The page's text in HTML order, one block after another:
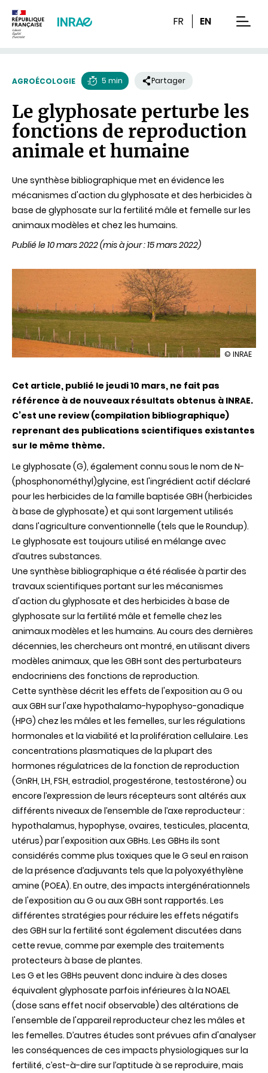
FR EN
AGROÉCOLOGIE
de
lecture
5 min Partager
Le glyphosate perturbe les
fonctions de reproduction
animale et humaine
Une synthèse bibliographique met en évidence les
mécanismes d'action du glyphosate et des herbicides à
base de glyphosate sur la fertilité mâle et femelle sur les
animaux modèles et chez les humains.
Publié le 10 mars 2022(mis à jour : 15 mars 2022)
illustration
fonctions
de
animale
© INRAE
Cet article, publié le jeudi 10 mars, ne fait pas
référence à de nouveaux résultats obtenus à INRAE.
C’est une review (compilation bibliographique)
reprenant des publications scientifiques existantes
sur le même thème.
Le glyphosate (G), également connu sous le nom de N-
(phosphonométhyl)glycine, est l'ingrédient actif déclaré
pour les herbicides de la famille baptisée GBH (herbicides
à base de glyphosate) et qui sont largement utilisés
dans l'agriculture conventionnelle (tels que le Roundup).
Le glyphosate est toujours utilisé en mélange avec
d’autres substances.
Une synthèse bibliographique a été réalisée à partir des
travaux scientifiques portant sur les mécanismes
d'action du glyphosate et des herbicides à base de
glyphosate sur la fertilité mâle et femelle chez les
animaux modèles et les humains. Au cours des dernières
décennies, les chercheurs ont montré, en utilisant divers
modèles animaux, que les GBH sont des perturbateurs
endocriniens des fonctions de reproduction.
Cette synthèse décrit les effets de l'exposition au G ou
aux GBH sur l'axe hypothalamo-hypophyso-gonadique
(HPG) chez les mâles et les femelles, sur les régulations
hormonales et la viabilité et la prolifération cellulaire. Les
concentrations plasmatiques de la plupart des
hormones régulatrices de la fonction de reproduction
(GnRH, LH, FSH, estradiol, progestérone, testostérone) ou
encore l’expression de leurs récepteurs sont altérés aux
différents niveaux de l’ensemble de l’axe reproducteur :
hypothalamus, hypophyse, ovaires, testicules, placenta,
utérus) par l'exposition aux GBHs. Les GBHs ils sont
considérés comme plus toxiques que le G seul en raison
de la présence d’adjuvants tels que la polyoxyéthylène
amine (POEA). En outre, des impacts intergénérationnels
de l'exposition au G ou aux GBH sont rapportés. Les
différentes stratégies pour réduire les effets négatifs
des GBH sur la fertilité sont également discutées dans
cette revue, comme par exemple des traitements
protecteurs à base de plantes.
Les G et les GBHs peuvent donc induire à des doses
équivalent glyphosate parfois inférieures à la NOAEL
(dose sans effet nocif observable) des altérations de
l'ensemble de l'appareil reproducteur chez les mâles et
les femelles. D’autres études sont prévues afin d'analyser
les conséquences de ces impacts physiologiques sur la
fertilité, c’est-à-dire sur l’aptitude à se reproduire, mais